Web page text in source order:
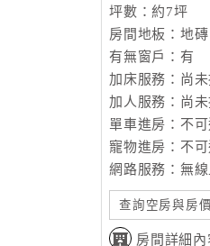
坪數：約7坪
房間地板：地磚
有無窗戶：有
加床服務：尚
加人服務：尚
單車進房：不
寵物進房：不
網路服務：無線
查詢空房與房價
房間詳細內